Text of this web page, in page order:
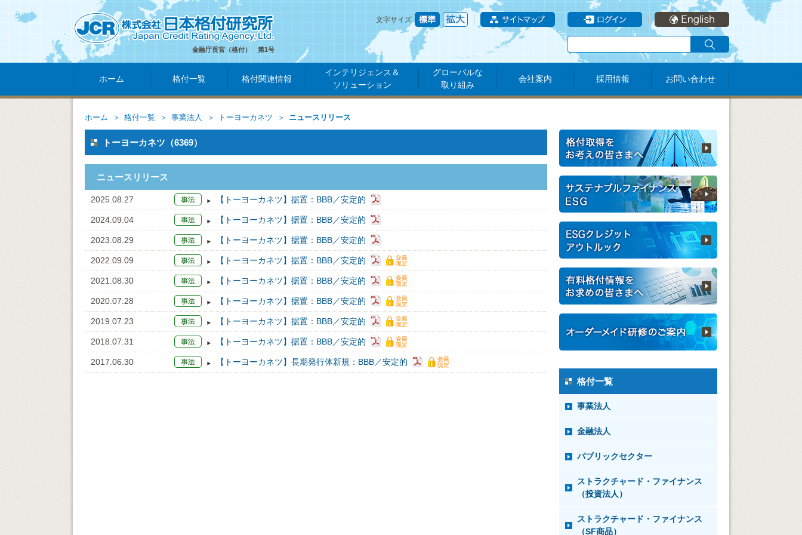
金融庁長官（格付） 第1号
文字サイズ
ホーム 格付一覧 格付関連情報
インテリジェンス＆
ソリューション
グローバルな
取り組み
会社案内 採用情報 お問い合わせ
ホーム 格付一覧 事業法人 トーヨーカネツ ニュースリリース
トーヨーカネツ（6369）
ニュースリリース
2025.08.27 【トーヨーカネツ】据置：BBB／安定的
2024.09.04 【トーヨーカネツ】据置：BBB／安定的
2023.08.29 【トーヨーカネツ】据置：BBB／安定的
2022.09.09 【トーヨーカネツ】据置：BBB／安定的
2021.08.30 【トーヨーカネツ】据置：BBB／安定的
2020.07.28 【トーヨーカネツ】据置：BBB／安定的
2019.07.23 【トーヨーカネツ】据置：BBB／安定的
2018.07.31 【トーヨーカネツ】据置：BBB／安定的
2017.06.30 【トーヨーカネツ】長期発行体新規：BBB／安定的
格付一覧
事業法人
金融法人
パブリックセクター
ストラクチャード・ファイナンス
（投資法人）
ストラクチャード・ファイナンス
（SF商品）